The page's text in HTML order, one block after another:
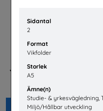
Sidantal
2
Format
Vikfolder
Storlek
A5
Ämne(n)
Studie- & yrkesvägledning,
Miljö/Hållbar utveckling
Yrken inom VVS - Jobb som
får samhället att fungera
VVS-branschens yrkesnämnd
Beställ 0kr